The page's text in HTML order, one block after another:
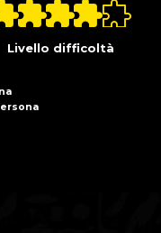
Livello difficoltà